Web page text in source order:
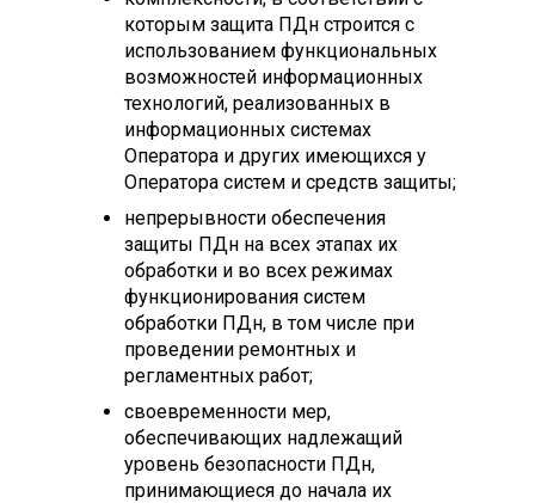
которым защита ПДн строится с
использованием функциональных
возможностей информационных
технологий, реализованных в
информационных системах
Оператора и других имеющихся у
Оператора систем и средств защиты;
непрерывности обеспечения
защиты ПДн на всех этапах их
обработки и во всех режимах
функционирования систем
обработки ПДн, в том числе при
проведении ремонтных и
регламентных работ;
своевременности мер,
обеспечивающих надлежащий
уровень безопасности ПДн,
принимающиеся до начала их